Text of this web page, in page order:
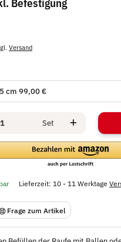
Versand
cm 99,00 €
Set
Lieferzeit: 10 - 11 Werktage
Frage zum Artikel